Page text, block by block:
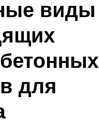
виды
для